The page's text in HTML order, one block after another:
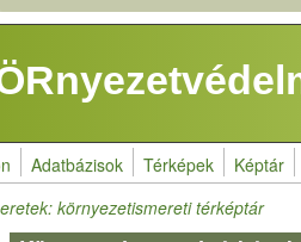
Adatbázisok Térképek Képtár
környezetismereti térképtár